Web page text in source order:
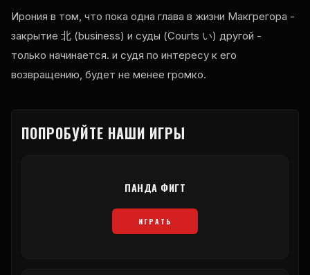
Ирония в том, что пока одна глава в жизни Макгрегора -
закрытие 北 (business) и суды (Courts い) другой -
только начинается. и судя по интересу к его
возвращению, будет не менее громко.
ПОПРОБУЙТЕ НАШИ ИГРЫ
ПАНДА ФИГТ
ИГРАТЬ